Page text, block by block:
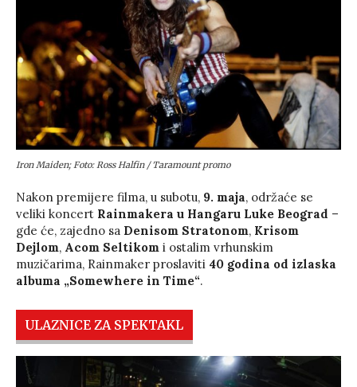
Iron Maiden; Foto: Ross Halfin / Taramount promo
Nakon premijere filma, u subotu, 9. maja, održaće se
veliki koncert Rainmakera u Hangaru Luke Beograd –
gde će, zajedno sa Denisom Stratonom, Krisom
Dejlom, Acom Seltikom i ostalim vrhunskim
muzičarima, Rainmaker proslaviti 40 godina od izlaska
albuma „Somewhere in Time“.
ULAZNICE ZA SPEKTAKL